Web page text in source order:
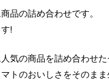
品の詰め合わせです。
!
気の商品を詰め合わせた
トのおいしさをそのま